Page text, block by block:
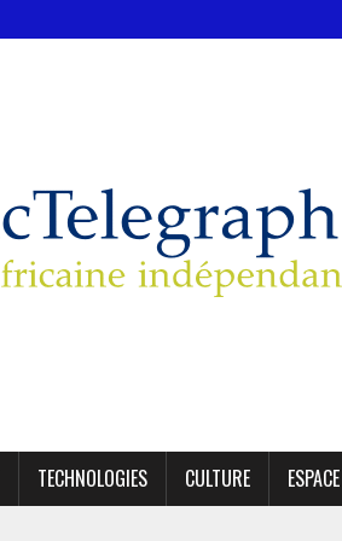
TECHNOLOGIES CULTURE